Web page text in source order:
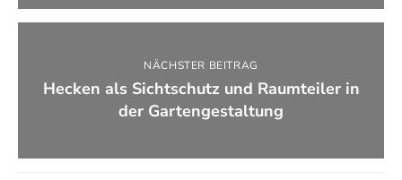
NÄCHSTER BEITRAG
Hecken als Sichtschutz und Raumteiler in
der Gartengestaltung